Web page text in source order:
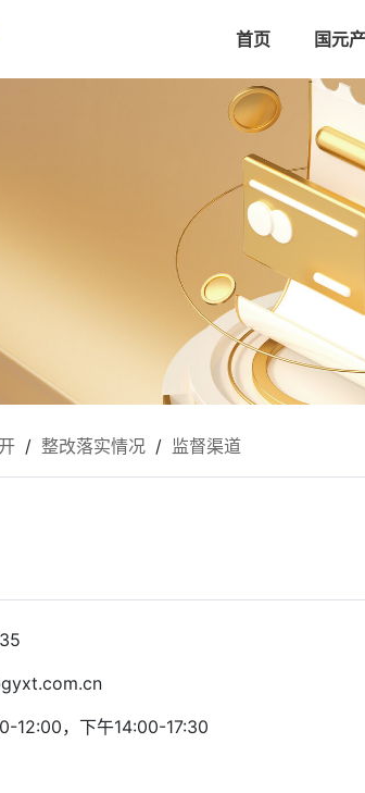
首页 国元
/ 整改落实情况 / 监督渠道
12:00，下午14:00-17:30